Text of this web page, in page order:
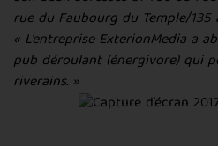
rue du Faubourg du Temple/
« L’entreprise ExterionMedia a
pub déroulant (énergivore) qui
riverains. »